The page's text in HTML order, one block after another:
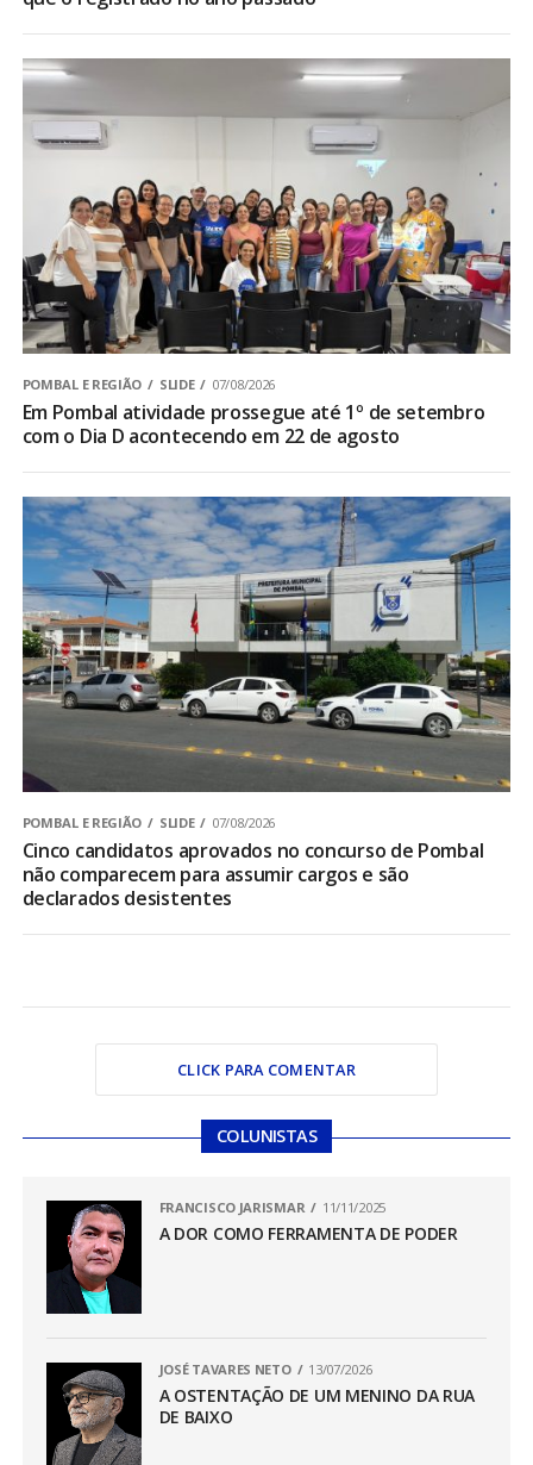
POMBAL E REGIÃO SLIDE 07/08/2026
Em Pombal atividade prossegue até 1º de setembro
com o Dia D acontecendo em 22 de agosto
POMBAL E REGIÃO SLIDE 07/08/2026
Cinco candidatos aprovados no concurso de Pombal
não comparecem para assumir cargos e são
declarados desistentes
CLICK PARA COMENTAR
COLUNISTAS
FRANCISCO JARISMAR 11/11/2025
A DOR COMO FERRAMENTA DE PODER
JOSÉ TAVARES NETO 13/07/2026
A OSTENTAÇÃO DE UM MENINO DA RUA
DE BAIXO